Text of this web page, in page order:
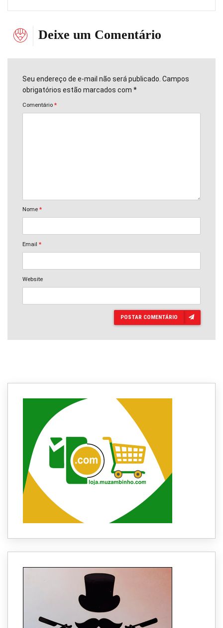
Deixe um Comentário
Seu endereço de e-mail não será publicado. Campos
obrigatórios estão marcados com *
Comentário *
Nome *
Email *
Website
POSTAR COMENTÁRIO